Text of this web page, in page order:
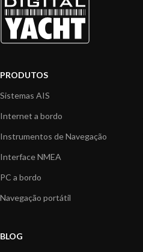
PRODUTOS
Sistemas AIS
Internet a bordo
Instrumentos de Navegação
Interface NMEA
PC a bordo
Navegação portátil
BLOG